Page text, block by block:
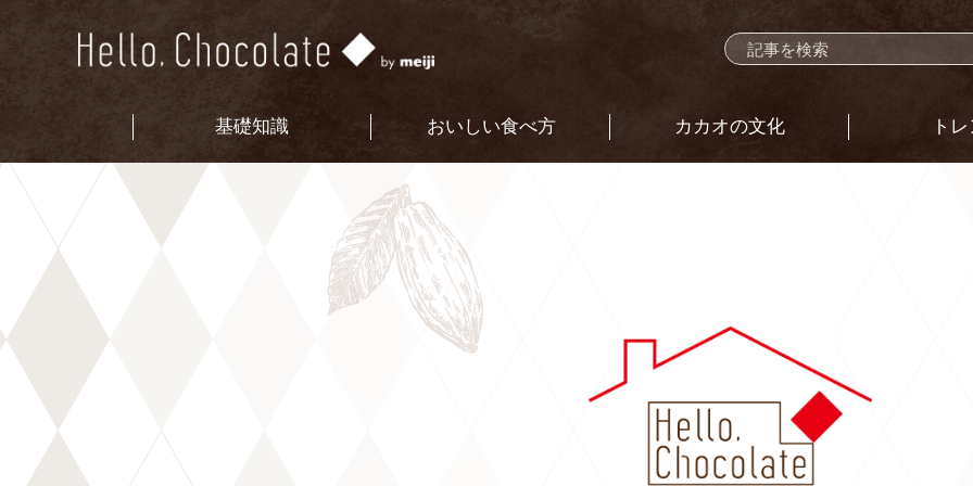
基礎知識 おいしい食べ方 カカオの文化 ト